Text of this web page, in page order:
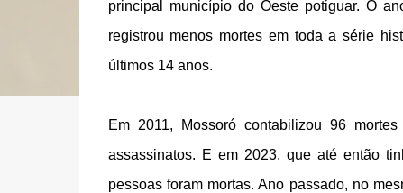
principal município do Oeste potiguar. O
registrou menos mortes em toda a série
últimos 14 anos.
Em 2011, Mossoró contabilizou 96
assassinatos. E em 2023, que até então
pessoas foram mortas. Ano passado, no